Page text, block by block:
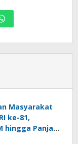
Masyarakat
ke-81,
hingga Panjat